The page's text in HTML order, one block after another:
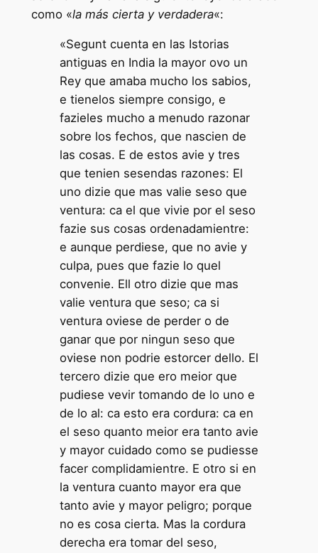
como «la más cierta y verdadera«:
«Segunt cuenta en las Istorias
antiguas en India la mayor ovo un
Rey que amaba mucho los sabios,
e tienelos siempre consigo, e
fazieles mucho a menudo razonar
sobre los fechos, que nascien de
las cosas. E de estos avie y tres
que tenien sesendas razones: El
uno dizie que mas valie seso que
ventura: ca el que vivie por el seso
fazie sus cosas ordenadamientre:
e aunque perdiese, que no avie y
culpa, pues que fazie lo quel
convenie. Ell otro dizie que mas
valie ventura que seso; ca si
ventura oviese de perder o de
ganar que por ningun seso que
oviese non podrie estorcer dello. El
tercero dizie que ero meior que
pudiese vevir tomando de lo uno e
de lo al: ca esto era cordura: ca en
el seso quanto meior era tanto avie
y mayor cuidado como se pudiesse
facer complidamientre. E otro si en
la ventura cuanto mayor era que
tanto avie y mayor peligro; porque
no es cosa cierta. Mas la cordura
derecha era tomar del seso,